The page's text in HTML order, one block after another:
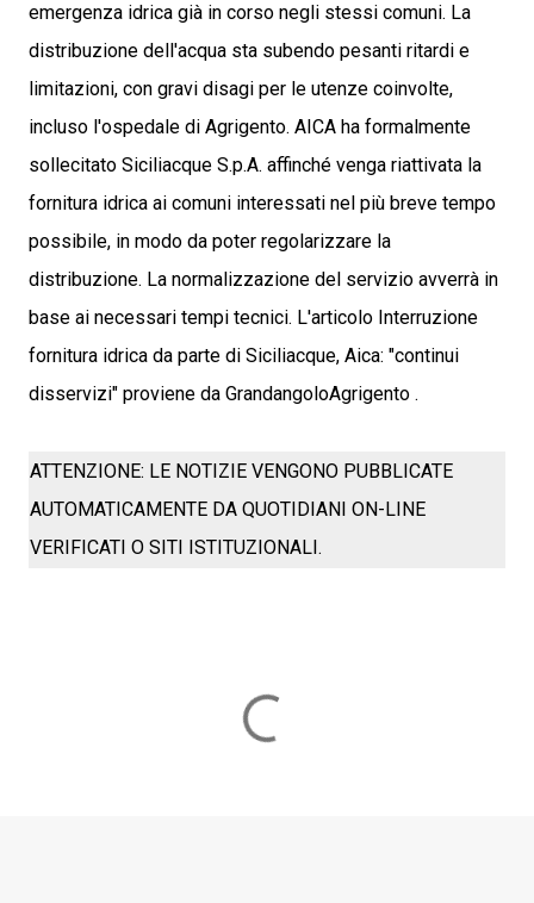
emergenza idrica già in corso negli stessi comuni. La
distribuzione dell'acqua sta subendo pesanti ritardi e
limitazioni, con gravi disagi per le utenze coinvolte,
incluso l'ospedale di Agrigento. AICA ha formalmente
sollecitato Siciliacque S.p.A. affinché venga riattivata la
fornitura idrica ai comuni interessati nel più breve tempo
possibile, in modo da poter regolarizzare la
distribuzione. La normalizzazione del servizio avverrà in
base ai necessari tempi tecnici. L'articolo Interruzione
fornitura idrica da parte di Siciliacque, Aica: "continui
disservizi" proviene da GrandangoloAgrigento .
ATTENZIONE: LE NOTIZIE VENGONO PUBBLICATE
AUTOMATICAMENTE DA QUOTIDIANI ON-LINE
VERIFICATI O SITI ISTITUZIONALI.